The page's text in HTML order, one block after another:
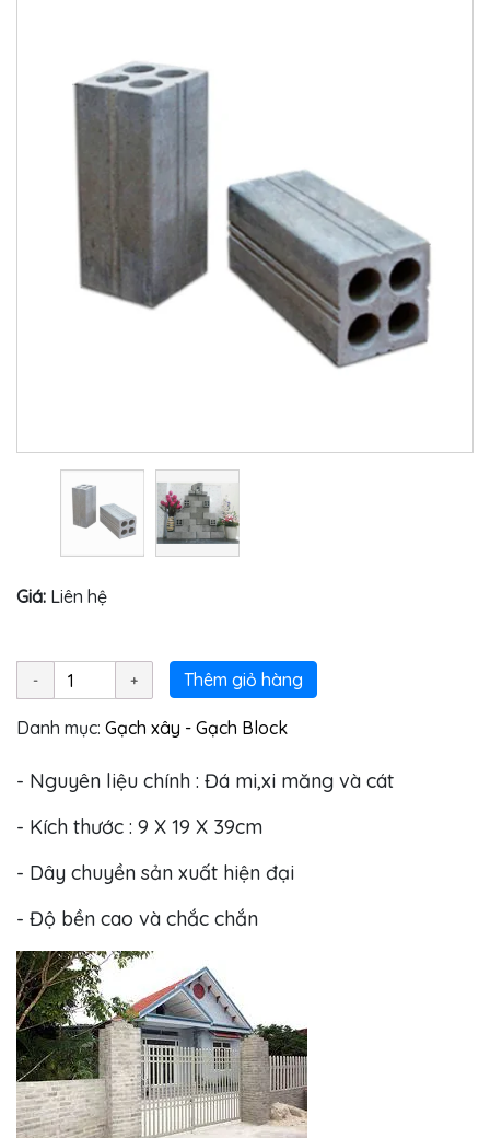
Giá: Liên hệ
Thêm giỏ hàng
Danh mục: Gạch xây - Gạch Block
- Nguyên liệu chính : Đá mi,xi măng và cát
- Kích thước : 9 X 19 X 39cm
- Dây chuyền sản xuất hiện đại
- Độ bền cao và chắc chắn